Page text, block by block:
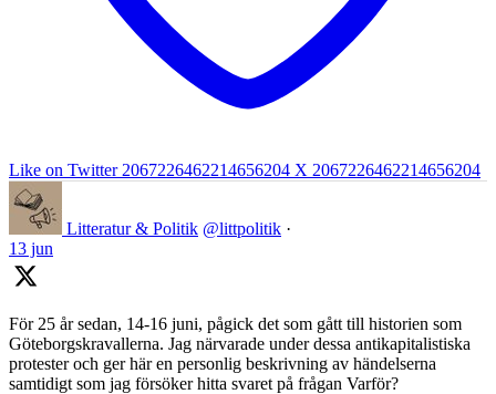
Like on Twitter 2067226462214656204 X 2067226462214656204
Litteratur & Politik @littpolitik ·
13 jun
För 25 år sedan, 14-16 juni, pågick det som gått till historien som
Göteborgskravallerna. Jag närvarade under dessa antikapitalistiska
protester och ger här en personlig beskrivning av händelserna
samtidigt som jag försöker hitta svaret på frågan Varför?